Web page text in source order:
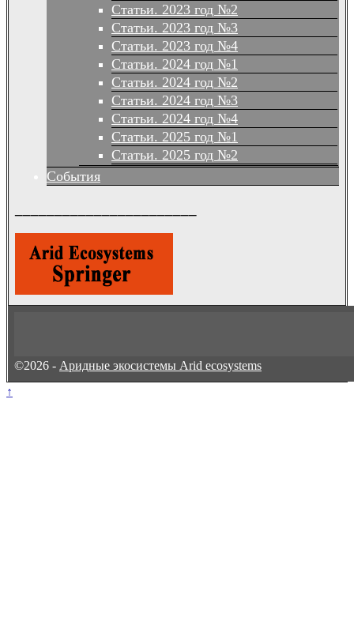
Статьи. 2023 год №2
Статьи. 2023 год №3
Статьи. 2023 год №4
Статьи. 2024 год №1
Статьи. 2024 год №2
Статьи. 2024 год №3
Статьи. 2024 год №4
Статьи. 2025 год №1
Статьи. 2025 год №2
События
©2026 - Аридные экосистемы Arid ecosystems
↑